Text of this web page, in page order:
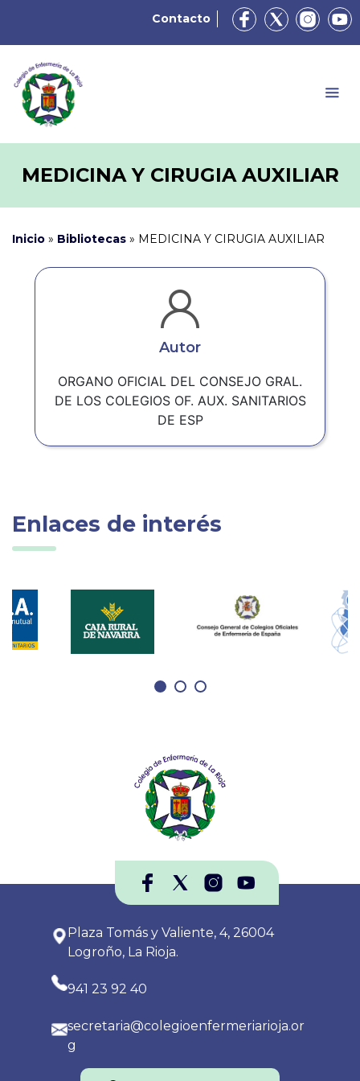
Contacto
MEDICINA Y CIRUGIA AUXILIAR
Inicio » Bibliotecas » MEDICINA Y CIRUGIA AUXILIAR
Autor
ORGANO OFICIAL DEL CONSEJO GRAL.
DE LOS COLEGIOS OF. AUX. SANITARIOS
DE ESP
Enlaces de interés
Plaza Tomás y Valiente, 4, 26004
Logroño, La Rioja.
941 23 92 40
secretaria@colegioenfermeriarioja.or
g